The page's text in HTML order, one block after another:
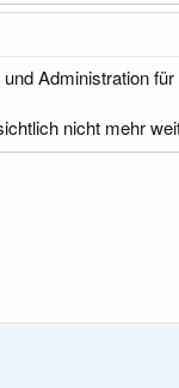
Administration
nicht mehr